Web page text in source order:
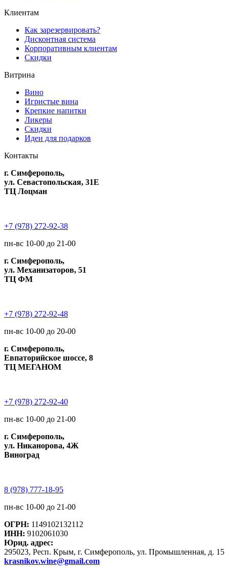
Клиентам
Как зарезервировать?
Дисконтная система
Корпоративным клиентам
Скидки
Витрина
Вино
Игристые вина
Крепкие напитки
Ликеры
Скидки
Идеи для подарков
Контакты
г. Симферополь,
ул. Севастопольская, 31Е
ТЦ Лоцман
+7 (978) 272-92-38
пн-вс 10-00 до 21-00
г. Симферополь,
ул. Механизаторов, 51
ТЦ ФМ
+7 (978) 272-92-48
пн-вс 10-00 до 20-00
г. Симферополь,
Евпаторийское шоссе, 8
ТЦ МЕГАНОМ
+7 (978) 272-92-40
пн-вс 10-00 до 21-00
г. Симферополь,
ул. Никанорова, 4Ж
Виноград
8 (978) 777-18-95
пн-вс 10-00 до 21-00
ОГРН: 1149102132112
ИНН: 9102061030
Юрид. адрес:
295023, Респ. Крым, г. Симферополь, ул. Промышленная, д. 15
krasnikov.wine@gmail.com